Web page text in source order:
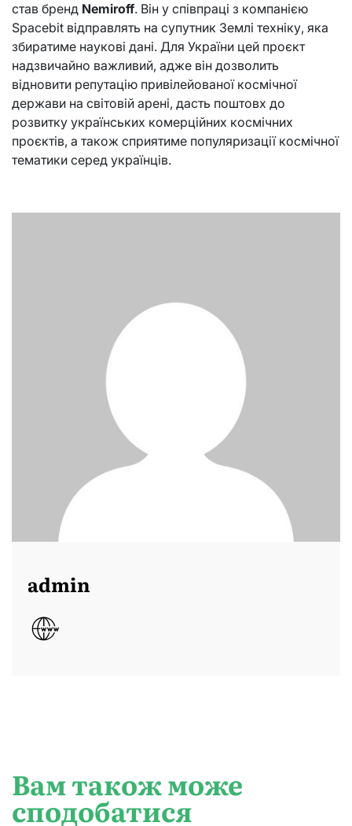
став бренд Nemiroff. Він у співпраці з компанією
Spacebit відправлять на супутник Землі техніку, яка
збиратиме наукові дані. Для України цей проєкт
надзвичайно важливий, адже він дозволить
відновити репутацію привілейованої космічної
держави на світовій арені, дасть поштовх до
розвитку українських комерційних космічних
проєктів, а також сприятиме популяризації космічної
тематики серед українців.
admin
Вам також може
сподобатися